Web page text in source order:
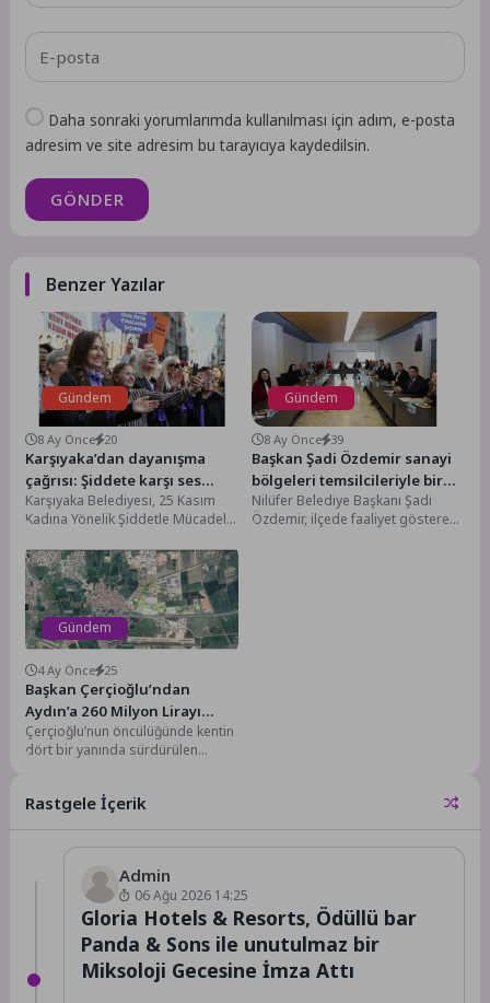
Daha sonraki yorumlarımda kullanılması için adım, e-posta
adresim ve site adresim bu tarayıcıya kaydedilsin.
GÖNDER
Benzer Yazılar
Gündem
8 Ay Önce 20
Karşıyaka’dan dayanışma
çağrısı: Şiddete karşı ses
çıkar!
Karşıyaka Belediyesi, 25 Kasım
Kadına Yönelik Şiddetle Mücadele
farkındalık yaratacak. Tüm...
Gündem
8 Ay Önce 39
Başkan Şadi Özdemir sanayi
bölgeleri temsilcileriyle bir
araya geldi
Nilüfer Belediye Başkanı Şadi
Özdemir, ilçede faaliyet gösteren
Gündem
4 Ay Önce 25
Başkan Çerçioğlu’ndan
Aydın’a 260 Milyon Lirayı
Aşan Yeni Altyapı Yatırımı
Çerçioğlu’nun öncülüğünde kentin
dört bir yanında sürdürülen
Rastgele İçerik
Admin
06 Ağu 2026 14:25
Gloria Hotels & Resorts, Ödüllü bar
Panda & Sons ile unutulmaz bir
Miksoloji Gecesine İmza Attı